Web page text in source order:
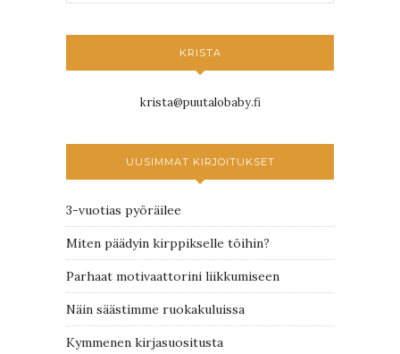
KRISTA
krista@puutalobaby.fi
UUSIMMAT KIRJOITUKSET
3-vuotias pyöräilee
Miten päädyin kirppikselle töihin?
Parhaat motivaattorini liikkumiseen
Näin säästimme ruokakuluissa
Kymmenen kirjasuositusta